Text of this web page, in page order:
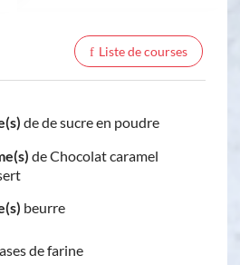
Liste de courses
de de sucre en poudre
de Chocolat caramel
beurre
de farine